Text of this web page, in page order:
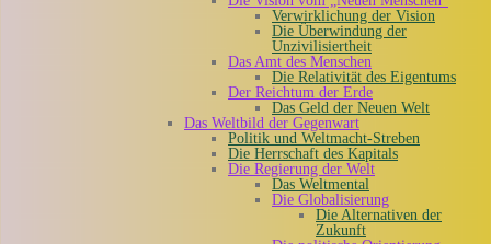
Verwirklichung der Vision
Die Überwindung der
Unzivilisiertheit
Das Amt des Menschen
Die Relativität des Eigentums
Der Reichtum der Erde
Das Geld der Neuen Welt
Das Weltbild der Gegenwart
Politik und Weltmacht-Streben
Die Herrschaft des Kapitals
Die Regierung der Welt
Das Weltmental
Die Globalisierung
Die Alternativen der
Zukunft